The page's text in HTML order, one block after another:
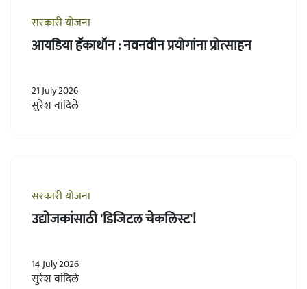
सरकारी योजना
आयडिया हॅकाथॉन : नवनवीन प्रयोगांना प्रोत्साहन
21 July 2026
सुरेश वांदिले
सरकारी योजना
उद्योजकांसाठी 'डिजिटल चेकलिस्ट'!
14 July 2026
सुरेश वांदिले